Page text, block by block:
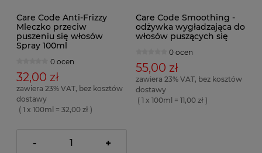
Care Code Anti-Frizzy
Mleczko przeciw
puszeniu się włosów
Spray 100ml
0 ocen
32,00 zł
zawiera 23% VAT, bez kosztów
dostawy
( 1 x 100ml = 32,00 zł )
- +
Care Code Smoothing -
odżywka wygładzająca do
włosów puszących się
0 ocen
55,00 zł
zawiera 23% VAT, bez kosztów
dostawy
( 1 x 100ml = 11,00 zł )